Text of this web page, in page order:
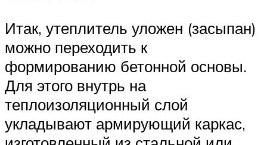
Итак, утеплитель уложен (засыпан)
можно переходить к
формированию бетонной основы.
Для этого внутрь на
теплоизоляционный слой
укладывают армирующий каркас,